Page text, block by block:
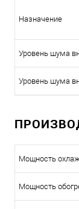
Назначение
Уровень шума
Уровень шума
Мощность
Мощность